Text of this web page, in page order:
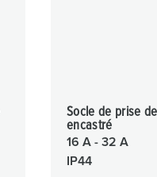
Socle de prise
encastré
16 A - 32 A
IP44